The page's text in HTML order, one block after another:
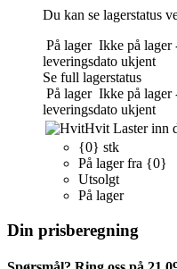
Du kan se lagerstatus
På lager Ikke på lager
leveringsdato ukjent
Se full lagerstatus
På lager Ikke på lager
leveringsdato ukjent
Hvit Laster inn
{0} stk
På lager fra {0}
Utsolgt
På lager
Din prisberegning